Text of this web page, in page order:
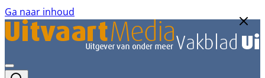
Ga naar inhoud